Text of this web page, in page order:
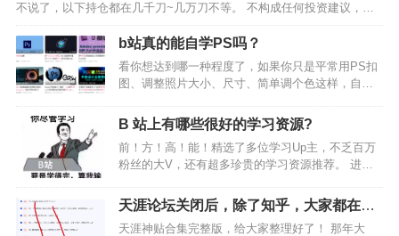
不说了，以下持仓都在几千刀~几万刀不等。 不构成任何投资建议，成
本是多次买入的大致均摊成本 $TIA 成本0 $DYM 成本0 $SAGA 成本0
$STRK 成本0 $…
b站真的能自学PS吗？
看你想达到哪一种程度了，如果你只是平常用PS扣
图、调整照片大小、尺寸、简单调个色这样，自学
些技巧。 但是如果说你想成为专业的设计师或者是
商业修图师，无师自通真的非常难，首先你会走很
多弯路，不知道…
B 站上有哪些很好的学习资源?
前！方！高！能！精选了多位学习Up主，不乏百万
粉丝的大V，还有超多珍贵的学习资源推荐。 进了
学不完啊！！！B站的学习干货实在太多了！ 语言
学习葉子先生酱 https://space.bilib…
天涯论坛关闭后，除了知乎，大家都在逛
什么？
天涯神贴合集完整版，给大家整理好了！ 那年大